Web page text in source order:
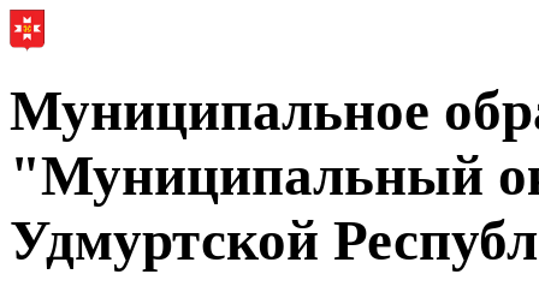
Муниципальное
"Муниципальный
Удмуртской